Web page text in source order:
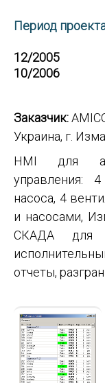
Период
12/2005
10/2006
Заказчик:
Украина, г.
HMI для
управления:
насоса, 4
и насосами,
СКАДА для
отчеты,